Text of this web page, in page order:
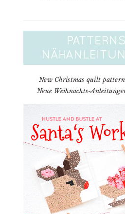
New Christmas quilt
Neue Weihnachts-